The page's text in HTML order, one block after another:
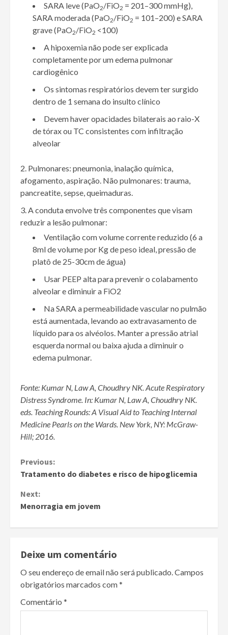
SARA leve (PaO2/FiO2 = 201–300 mmHg),
SARA moderada (PaO2/FiO2 = 101–200) e SARA
grave (PaO2/FiO2 <100)
A hipoxemia não pode ser explicada
completamente por um edema pulmonar
cardiogênico
Os sintomas respiratórios devem ter surgido
dentro de 1 semana do insulto clínico
Devem haver opacidades bilaterais ao raio-X
de tórax ou TC consistentes com infiltração
alveolar
Pulmonares: pneumonia, inalação química,
afogamento, aspiração. Não pulmonares: trauma,
pancreatite, sepse, queimaduras.
A conduta envolve três componentes que visam
reduzir a lesão pulmonar:
Ventilação com volume corrente reduzido (6 a
8ml de volume por Kg de peso ideal, pressão de
platô de 25-30cm de água)
Usar PEEP alta para prevenir o colabamento
alveolar e diminuir a FiO2
Na SARA a permeabilidade vascular no pulmão
está aumentada, levando ao extravasamento de
líquido para os alvéolos. Manter a pressão atrial
esquerda normal ou baixa ajuda a diminuir o
edema pulmonar.
Fonte: Kumar N, Law A, Choudhry NK.Acute Respiratory
Distress Syndrome. In: Kumar N, Law A, Choudhry NK.
eds. Teaching Rounds: A Visual Aid to Teaching Internal
Medicine Pearls on the Wards. New York, NY: McGraw-
Hill; 2016.
Continue
Previous:
Tratamento do diabetes e risco de hipoglicemia
Next:
Menorragia em jovem
Deixe um comentário
O seu endereço de email não será publicado.Campos
obrigatórios marcados com*
Comentário *